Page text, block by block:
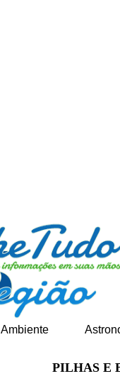
Ambiente
PILHAS E